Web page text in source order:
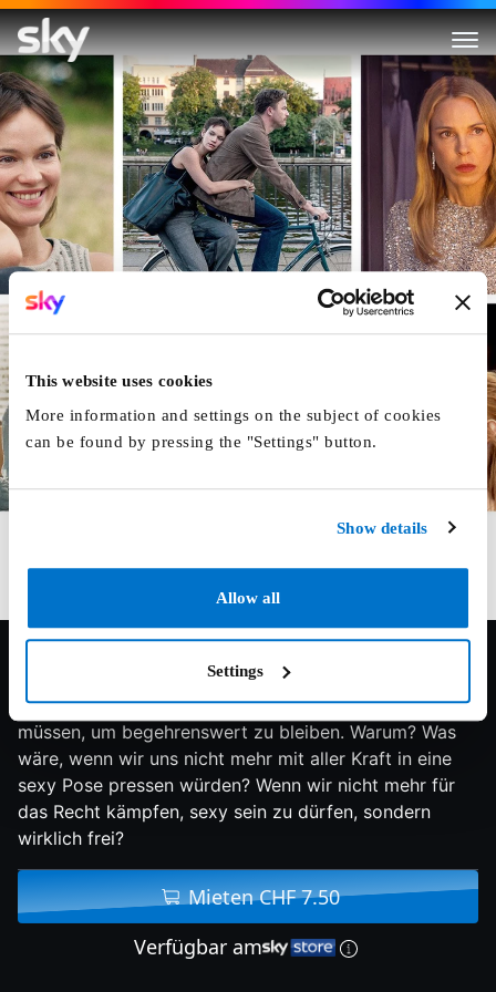
This website uses cookies
More information and settings on the subject of cookies
can be found by pressing the "Settings" button.
Show details
Allow all
Settings
Wunderschöner
7.8/10 2025 132 min Komödie
Fast jede Frau wächst damit auf, an sich arbeiten zu
müssen, um begehrenswert zu bleiben. Warum? Was
wäre, wenn wir uns nicht mehr mit aller Kraft in eine
sexy Pose pressen würden? Wenn wir nicht mehr für
das Recht kämpfen, sexy sein zu dürfen, sondern
wirklich frei?
Mieten CHF 7.50
Verfügbar am